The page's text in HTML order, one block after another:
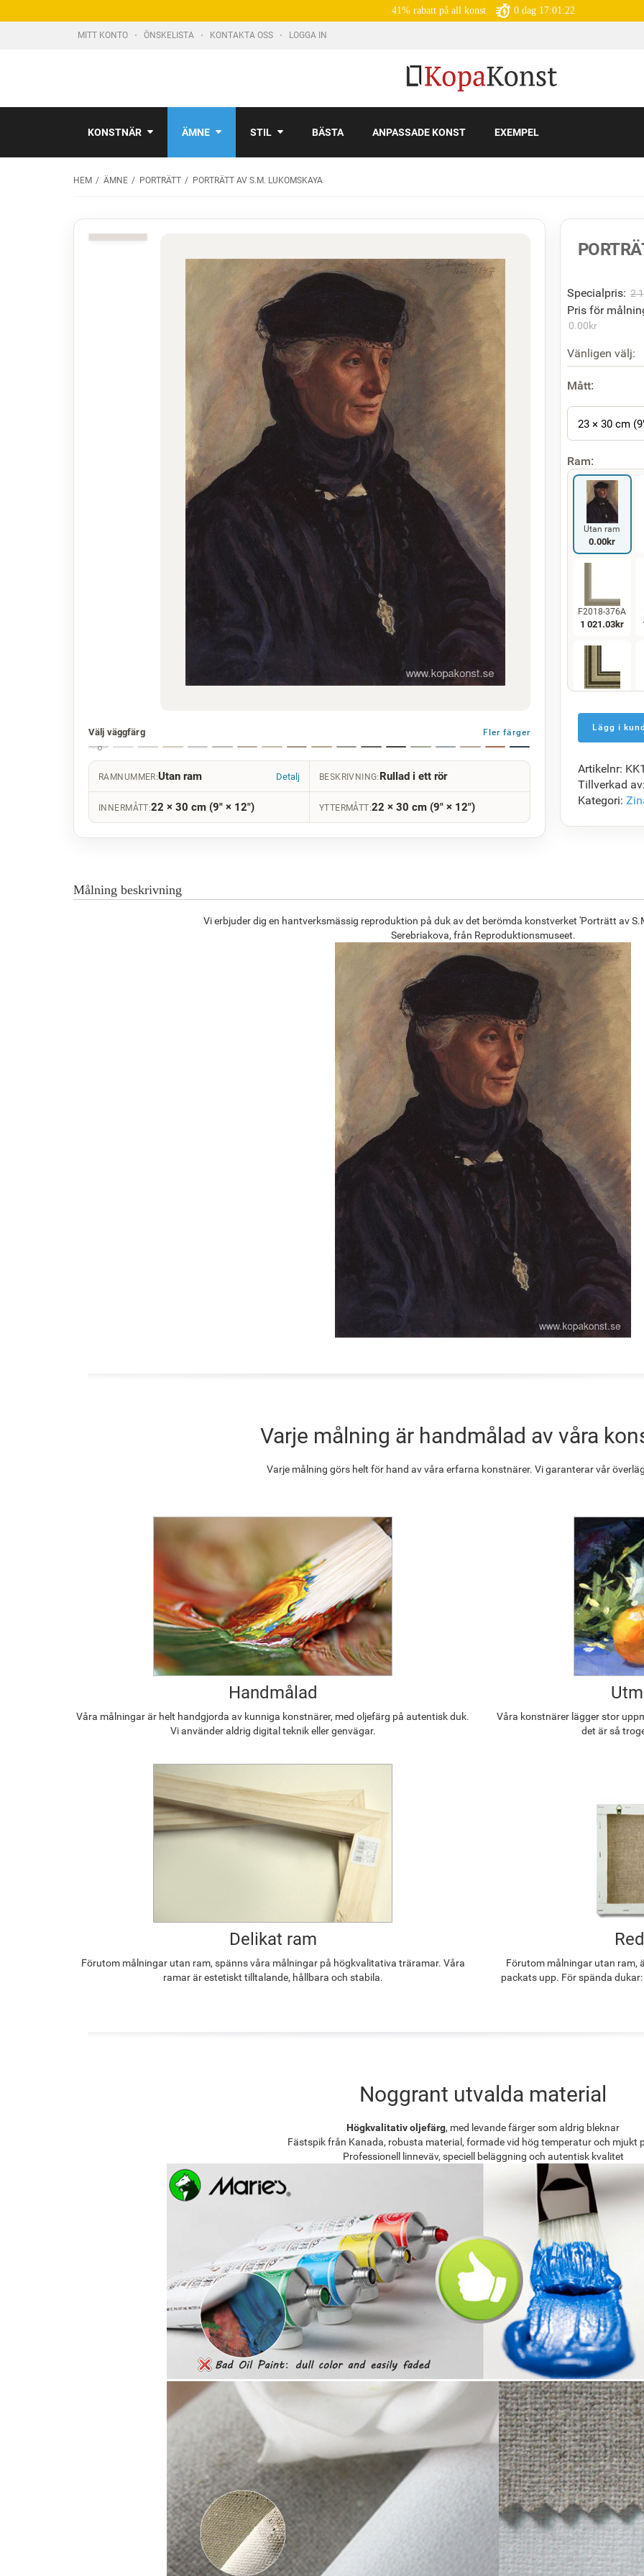
41% rabatt på all konst 0 dag 17:01:21
MITT KONTO ÖNSKELISTA KONTAKTA OSS LOGGA IN
KONSTNÄR ÄMNE STIL BÄSTA ANPASSADE KONST EXEMPEL
HEM ÄMNE PORTRÄTT PORTRÄTT AV S.M. LUKOMSKAYA
Välj väggfärg Fler färger
RAMNUMMER:Utan ram Detalj BESKRIVNING: Rullad i ett rör
INNERMÅTT:22 × 30 cm (9" × 12") YTTERMÅTT:22 × 30 cm (9" × 12")
Specialpris: 2
Pris för
0.00kr
Vänligen välj:
Mått:
23 × 30 cm
Ram:
Utan ram
0.00kr
F2018-376A
1 021.03kr
F5429-258
1 423.44kr
Artikelnr:
Tillverkad av:
Kategori:
Målning beskrivning
Vi erbjuder dig en hantverksmässig reproduktion på duk av det berömda konstverket 'Porträtt av
Serebriakova, från Reproduktionsmuseet.
Varje målning är handmålad av våra
Varje målning görs helt för hand av våra erfarna konstnärer. Vi garanterar vår
Handmålad
Våra målningar är helt handgjorda av kunniga konstnärer, med oljefärg på autentisk duk.
Vi använder aldrig digital teknik eller genvägar.
Våra konstnärer lägger stor
det är så
Delikat ram
Förutom målningar utan ram, spänns våra målningar på högkvalitativa träramar. Våra
ramar är estetiskt tilltalande, hållbara och stabila.
Förutom målningar utan ram,
packats upp. För spända
Noggrant utvalda material
Högkvalitativ oljefärg, med levande färger som aldrig bleknar
Fästspik från Kanada, robusta material, formade vid hög temperatur och mjukt
Professionell linneväv, speciell beläggning och autentisk kvalitet